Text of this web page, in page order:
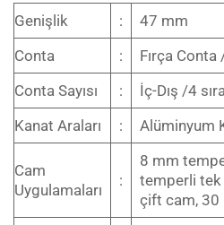
Genişlik :
47 mm
Conta
:
Fırça
Conta Sayısı
:
İç-Dış /4
Kanat Araları
: Alüminyum
Cam
Uygulamaları
:
8 mm
temperli
çift cam,